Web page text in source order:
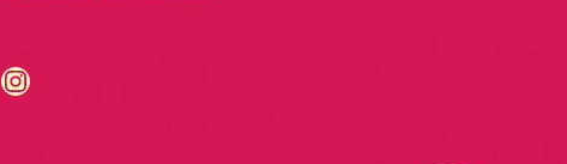
https://www.instagram.com/fmodia.cabofrio/